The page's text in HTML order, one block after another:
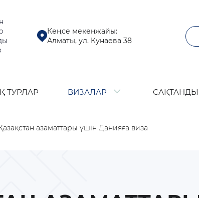
Кеңсе мекенжайы:
Алматы, ул. Кунаева 38
ТУРЛАР ВИЗАЛАР
азаматтары үшін Данияға виза